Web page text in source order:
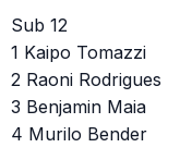
Sub 12
1 Kaipo Tomazzi
2 Raoni Rodrigues
3 Benjamin Maia
4 Murilo Bender